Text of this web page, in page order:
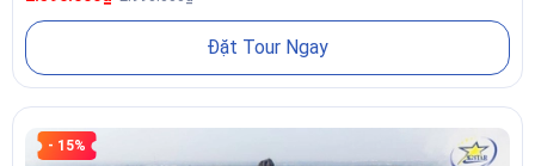
trình. Rất phù hợp với khách ngoài Bắc, miền Trung, đoàn công ty
liên tỉnh, khách quốc tế muốn tối đa hóa trải nghiệm trong một lần
bay.
📌Xem chi tiết tại:Tour Sài Gòn 4 Ngày 3 Đêm – Củ Chi – Mỹ Tho –
Bến Tre – Vũng Tàu
Đặt Tour Ngay
- 15%